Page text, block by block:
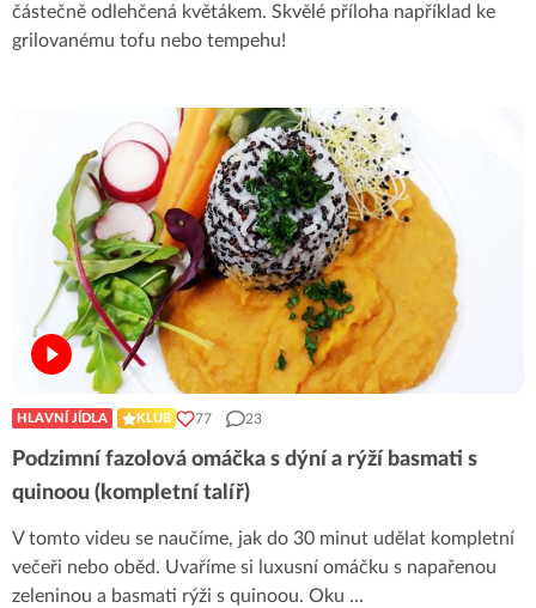
částečně odlehčená květákem. Skvělé příloha například ke
grilovanému tofu nebo tempehu!
HLAVNÍ JÍDLA KLUB 77 23
Podzimní fazolová omáčka s dýní a rýží basmati s
quinoou (kompletní talíř)
V tomto videu se naučíme, jak do 30 minut udělat kompletní
večeři nebo oběd. Uvaříme si luxusní omáčku s napařenou
zeleninou a basmati rýži s quinoou. Oku ...